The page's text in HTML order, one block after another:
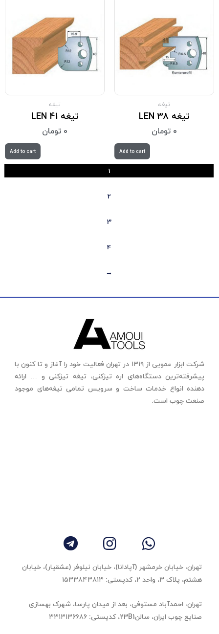
تیغه
تیغه LEN 38
0 تومان
Add to cart
تیغه
تیغه LEN 41
0 تومان
Add to cart
1
2
3
4
←
شرکت ابزار عمویی از ۱۳۱۹ در تهران فعالیت خود را آغاز و تا کنون با
پیشرفته‌ترین دستگاه‌های اره تیزکنی، تیغه تیزکنی و … ارائه
دهنده انواع خدمات ساخت و سرویس تمامی تیغه‌های موجود
صنعت چوب است.
تهران، خیابان خرمشهر (آپادانا)، خیابان نیلوفر (عشقیار)، خیابان
هشتم، پلاک ۳، واحد ٢، کدپستی: ۱۵۳۳۸۴۳۸۱۳
تهران، احمدآباد مستوفی، بعد از میدان پارسا، شهرک بهسازی
صنایع چوب ایران، سالن23B1، کدپستی: ۳۳۱۳۱۳۶۶۸۶